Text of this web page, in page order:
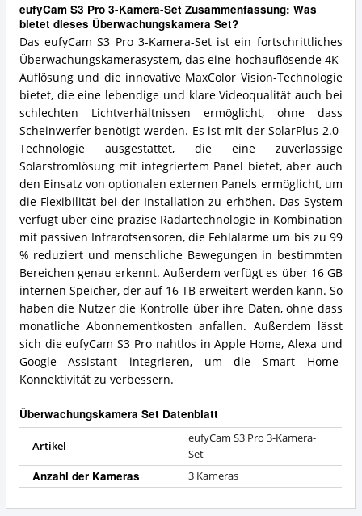
eufyCam S3 Pro 3-Kamera-Set Zusammenfassung: Was
bietet dieses Überwachungskamera Set?
Das eufyCam S3 Pro 3-Kamera-Set ist ein fortschrittliches
Überwachungskamerasystem, das eine hochauflösende 4K-
Auflösung und die innovative MaxColor Vision-Technologie
bietet, die eine lebendige und klare Videoqualität auch bei
schlechten Lichtverhältnissen ermöglicht, ohne dass
Scheinwerfer benötigt werden. Es ist mit der SolarPlus 2.0-
Technologie ausgestattet, die eine zuverlässige
Solarstromlösung mit integriertem Panel bietet, aber auch
den Einsatz von optionalen externen Panels ermöglicht, um
die Flexibilität bei der Installation zu erhöhen. Das System
verfügt über eine präzise Radartechnologie in Kombination
mit passiven Infrarotsensoren, die Fehlalarme um bis zu 99
% reduziert und menschliche Bewegungen in bestimmten
Bereichen genau erkennt. Außerdem verfügt es über 16 GB
internen Speicher, der auf 16 TB erweitert werden kann. So
haben die Nutzer die Kontrolle über ihre Daten, ohne dass
monatliche Abonnementkosten anfallen. Außerdem lässt
sich die eufyCam S3 Pro nahtlos in Apple Home, Alexa und
Google Assistant integrieren, um die Smart Home-
Konnektivität zu verbessern.
Überwachungskamera Set Datenblatt
Artikel
eufyCam S3 Pro 3-Kamera-
Set
Anzahl der Kameras 3 Kameras